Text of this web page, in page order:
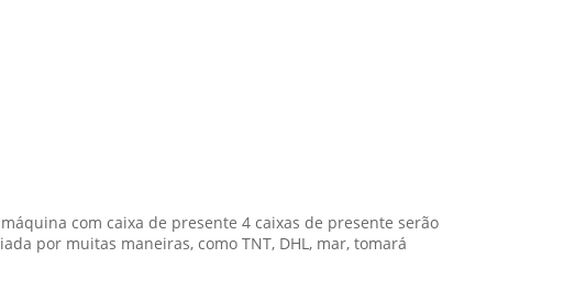
com caixa de presente 4 caixas de presente serão
por muitas maneiras, como TNT, DHL, mar, tomará